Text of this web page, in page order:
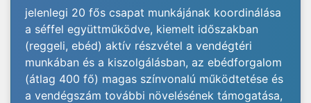
jelenlegi 20 fős csapat munkájának koordinálása
a séffel együttműködve, kiemelt időszakban
(reggeli, ebéd) aktív részvétel a vendégtéri
munkában és a kiszolgálásban, az ebédforgalom
(átlag 400 fő) magas színvonalú működtetése és
a vendégszám további növelésének támogatása,